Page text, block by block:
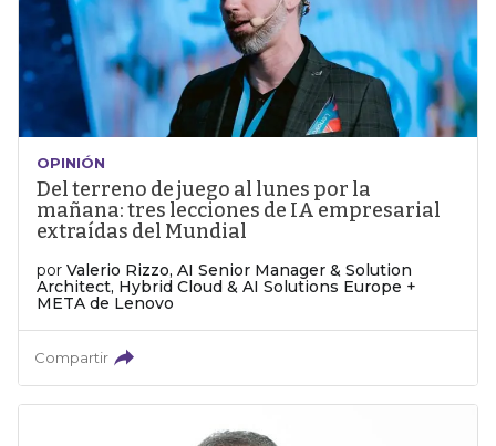
OPINIÓN
Del terreno de juego al lunes por la
mañana: tres lecciones de IA empresarial
extraídas del Mundial
por Valerio Rizzo, AI Senior Manager & Solution
Architect, Hybrid Cloud & AI Solutions Europe +
META de Lenovo
Compartir